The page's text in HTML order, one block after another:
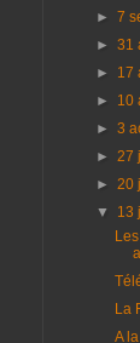
►7
►31
► 17
► 10
►3
►27
►20
▼ 13
La
A